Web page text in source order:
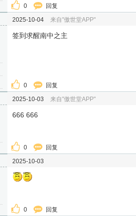
0 回复
2025-10-04 来自"傲世堂APP"
签到求醒南中之主
0 回复
2025-10-03 来自"傲世堂APP"
666 666
0 回复
2025-10-03
0 回复